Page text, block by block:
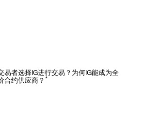
易者选择IG进行交易？为何IG能成为全
合约供应商？ *